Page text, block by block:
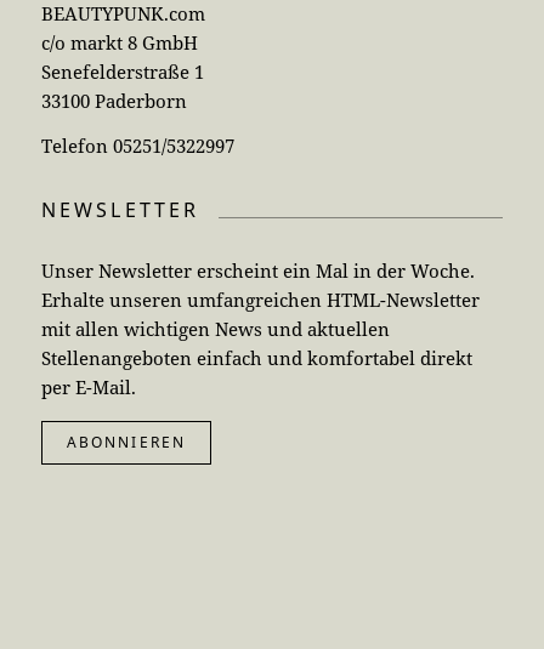
BEAUTYPUNK.com
c/o markt 8 GmbH
Senefelderstraße 1
33100 Paderborn
Telefon 05251/5322997
NEWSLETTER
Unser Newsletter erscheint ein Mal in der Woche.
Erhalte unseren umfangreichen HTML-Newsletter
mit allen wichtigen News und aktuellen
Stellenangeboten einfach und komfortabel direkt
per E-Mail.
ABONNIEREN